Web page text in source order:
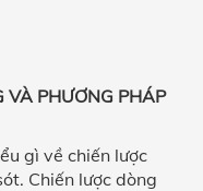
VÀ PHƯƠNG PHÁP
gì về chiến lược
Chiến lược dòng